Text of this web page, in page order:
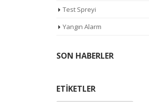
Test Spreyi
Yangın Alarm
SON HABERLER
ETIKETLER